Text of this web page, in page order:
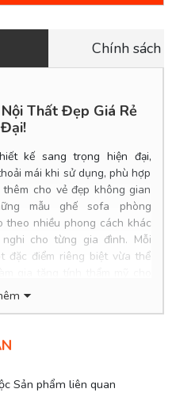
Chính sách
Thất Đẹp Giá Rẻ
kế sang trọng hiện đại,
mái khi sử dụng, phù hợp
cho vẻ đẹp không gian
mẫu ghế sofa phòng
theo nhiều phong cách khác
cho từng gia đình. Mỗi
đặc điểm riêng biệt vừa thể
bộ sofa phòng khách có
ghế sofa theo yêu cầu về
mang tới bộ sofa hoàn
Sản phẩm liên quan